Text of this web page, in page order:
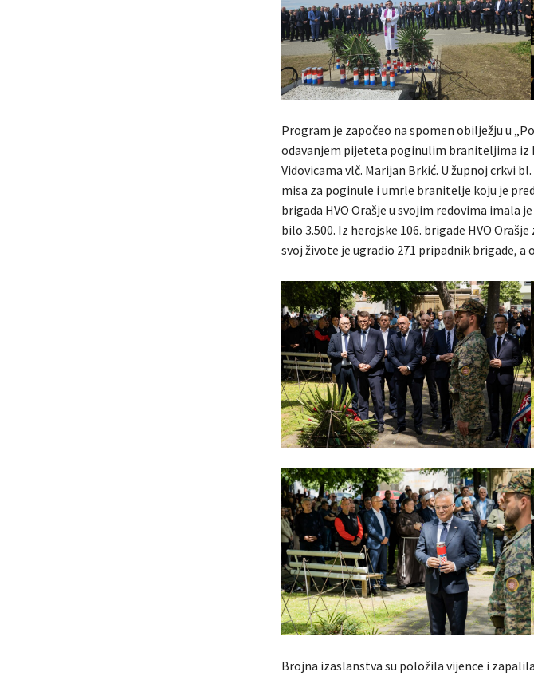
Program je započeo na spomen obilježju u
odavanjem pijeteta poginulim braniteljima iz
Vidovicama vlč. Marijan Brkić. U župnoj crkvi
misa za poginule i umrle branitelje koju je
brigada HVO Orašje u svojim redovima imala
bilo 3.500. Iz herojske 106. brigade HVO
svoj živote je ugradio 271 pripadnik brigade, a
Brojna izaslanstva su položila vijence i